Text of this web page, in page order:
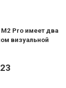
Pro имеет два
визуальной